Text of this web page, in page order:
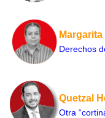
Margarita
Derechos
Quetzal
Otra